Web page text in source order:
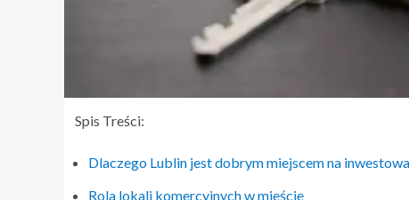
Spis Treści:
Dlaczego Lublin jest dobrym miejscem na
Rola lokali komercyjnych w mieście